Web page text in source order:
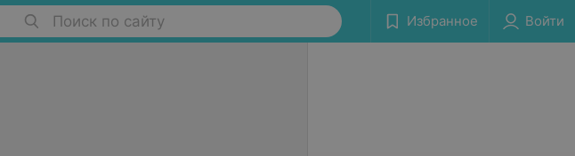
Поиск по сайту Избранное Войти